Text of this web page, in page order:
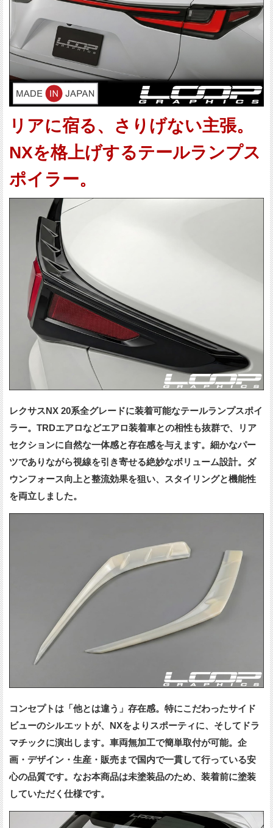
リアに宿る、さりげない主張。
NXを格上げするテールランプス
ポイラー。
レクサスNX 20系全グレードに装着可能なテールランプスポイ
ラー。TRDエアロなどエアロ装着車との相性も抜群で、リア
セクションに自然な一体感と存在感を与えます。細かなパー
ツでありながら視線を引き寄せる絶妙なボリューム設計。ダ
ウンフォース向上と整流効果を狙い、スタイリングと機能性
を両立しました。
コンセプトは「他とは違う」存在感。特にこだわったサイド
ビューのシルエットが、NXをよりスポーティに、そしてドラ
マチックに演出します。車両無加工で簡単取付が可能。企
画・デザイン・生産・販売まで国内で一貫して行っている安
心の品質です。なお本商品は未塗装品のため、装着前に塗装
していただく仕様です。